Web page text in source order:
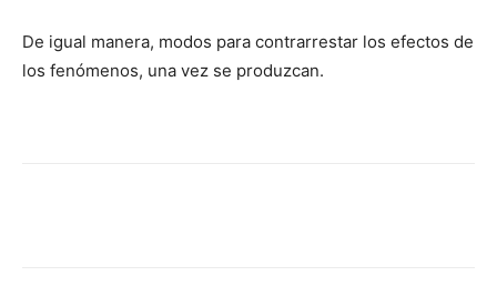
De igual manera, modos para contrarrestar los efectos de
los fenómenos, una vez se produzcan.